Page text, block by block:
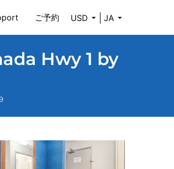
ご予約 USD JA
Hwy 1 by